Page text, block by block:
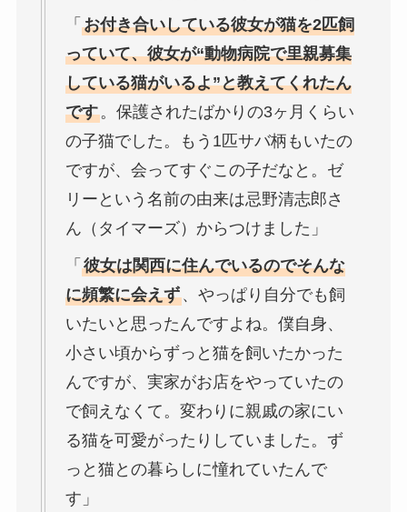
「 お付き合いしている彼女が猫を2匹飼
っていて、彼女が“動物病院で里親募集
している猫がいるよ”と教えてくれたん
です。保護されたばかりの3ヶ月くらい
の子猫でした。もう1匹サバ柄もいたの
ですが、会ってすぐこの子だなと。ゼ
リーという名前の由来は忌野清志郎さ
ん（タイマーズ）からつけました」
「 彼女は関西に住んでいるのでそんな
に頻繁に会えず、やっぱり自分でも飼
いたいと思ったんですよね。僕自身、
小さい頃からずっと猫を飼いたかった
んですが、実家がお店をやっていたの
で飼えなくて。変わりに親戚の家にい
る猫を可愛がったりしていました。ず
っと猫との暮らしに憧れていたんで
す」